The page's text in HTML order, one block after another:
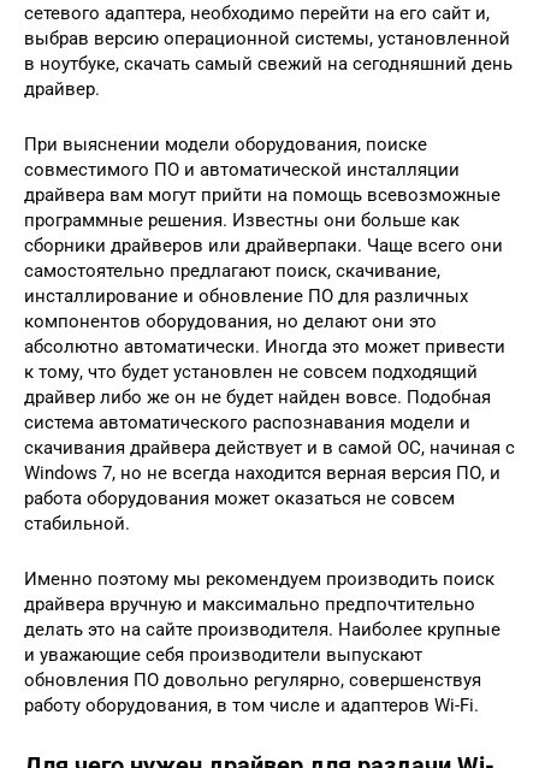
сетевого адаптера, необходимо перейти на его сайт и,
выбрав версию операционной системы, установленной
в ноутбуке, скачать самый свежий на сегодняшний день
драйвер.
При выяснении модели оборудования, поиске
совместимого ПО и автоматической инсталляции
драйвера вам могут прийти на помощь всевозможные
программные решения. Известны они больше как
сборники драйверов или драйверпаки. Чаще всего они
самостоятельно предлагают поиск, скачивание,
инсталлирование и обновление ПО для различных
компонентов оборудования, но делают они это
абсолютно автоматически. Иногда это может привести
к тому, что будет установлен не совсем подходящий
драйвер либо же он не будет найден вовсе. Подобная
система автоматического распознавания модели и
скачивания драйвера действует и в самой ОС, начиная с
Windows 7, но не всегда находится верная версия ПО, и
работа оборудования может оказаться не совсем
стабильной.
Именно поэтому мы рекомендуем производить поиск
драйвера вручную и максимально предпочтительно
делать это на сайте производителя. Наиболее крупные
и уважающие себя производители выпускают
обновления ПО довольно регулярно, совершенствуя
работу оборудования, в том числе и адаптеров Wi-Fi.